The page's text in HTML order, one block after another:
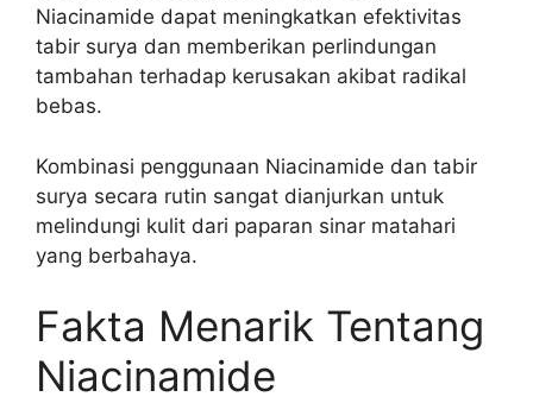
Niacinamide dapat meningkatkan efektivitas
tabir surya dan memberikan perlindungan
tambahan terhadap kerusakan akibat radikal
bebas.
Kombinasi penggunaan Niacinamide dan tabir
surya secara rutin sangat dianjurkan untuk
melindungi kulit dari paparan sinar matahari
yang berbahaya.
Fakta Menarik Tentang
Niacinamide